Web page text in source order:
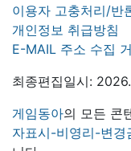
이용자 고충처리/반
개인정보 취급방침
E-MAIL 주소 수집
최종편집일시:
게임동아의 모든 콘
자표시-비영리-변경